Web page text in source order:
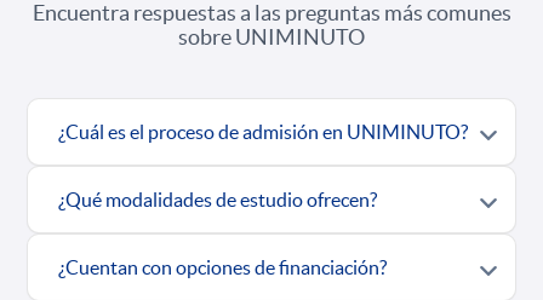
Encuentra respuestas a las preguntas más comunes
sobre UNIMINUTO
¿Cuál es el proceso de admisión en UNIMINUTO?
¿Qué modalidades de estudio ofrecen?
¿Cuentan con opciones de financiación?